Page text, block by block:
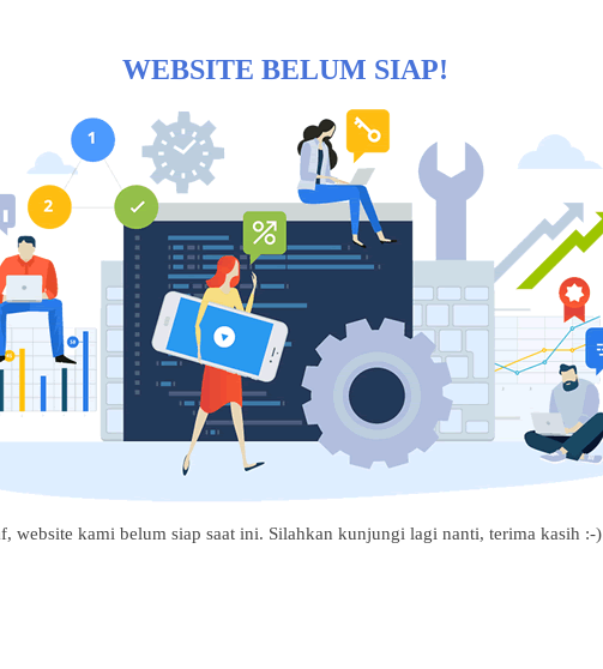
WEBSITE BELUM SIAP!
website kami belum siap saat ini. Silahkan kunjungi lagi nanti, terima kasih :-)